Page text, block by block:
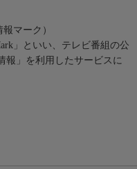
マーク）
」といい、テレビ番組の公
報」を利用したサービスに